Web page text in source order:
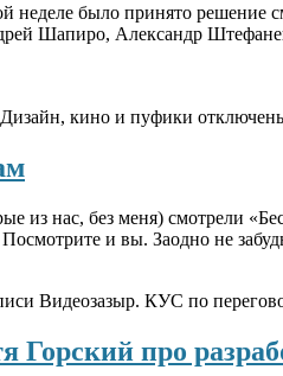
неделе было принято
Шапиро, Александр
кино и пуфики
из нас, без меня) смотрели
и вы. Заодно не
Видеозазыр. КУС по
Горский про